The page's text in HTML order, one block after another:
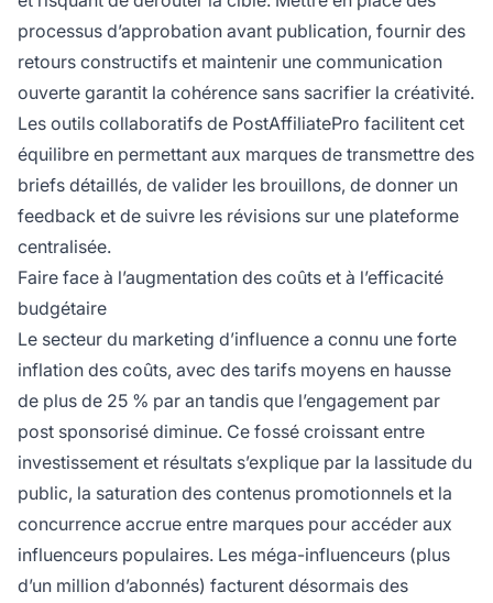
processus d’approbation avant publication, fournir des
retours constructifs et maintenir une communication
ouverte garantit la cohérence sans sacrifier la créativité.
Les outils collaboratifs de PostAffiliatePro facilitent cet
équilibre en permettant aux marques de transmettre des
briefs détaillés, de valider les brouillons, de donner un
feedback et de suivre les révisions sur une plateforme
centralisée.
Faire face à l’augmentation des coûts et à l’efficacité
budgétaire
Le secteur du marketing d’influence a connu une forte
inflation des coûts, avec des tarifs moyens en hausse
de plus de 25 % par an tandis que l’engagement par
post sponsorisé diminue. Ce fossé croissant entre
investissement et résultats s’explique par la lassitude du
public, la saturation des contenus promotionnels et la
concurrence accrue entre marques pour accéder aux
influenceurs populaires. Les méga-influenceurs (plus
d’un million d’abonnés) facturent désormais des